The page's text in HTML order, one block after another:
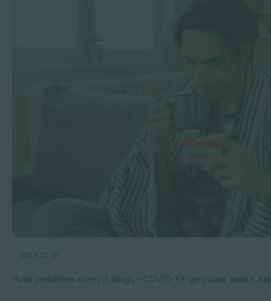
2023 10 16
Pusė peršalimo atvejų iš tikrųjų – COVID-19: gydytojas patarė,